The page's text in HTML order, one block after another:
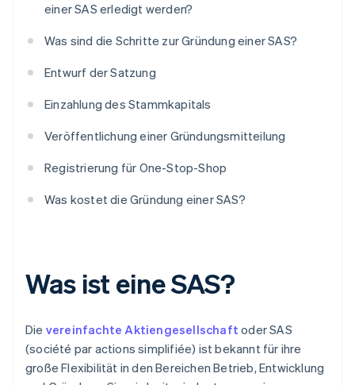
einer SAS erledigt werden?
Was sind die Schritte zur Gründung einer SAS?
Entwurf der Satzung
Einzahlung des Stammkapitals
Veröffentlichung einer Gründungsmitteilung
Registrierung für One-Stop-Shop
Was kostet die Gründung einer SAS?
Was ist eine SAS?
Die vereinfachte Aktiengesellschaft oder SAS
(société par actions simplifiée) ist bekannt für ihre
große Flexibilität in den Bereichen Betrieb, Entwicklung